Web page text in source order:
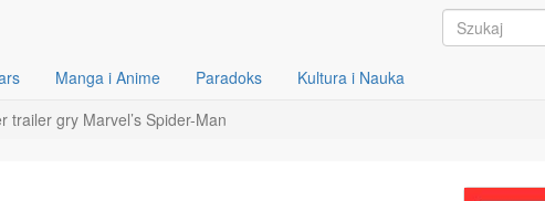
Manga i Anime Paradoks
Kultura i Nauka
trailer gry Marvel’s Spider-Man